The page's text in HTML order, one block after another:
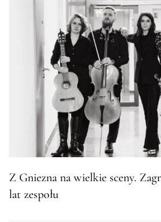
Z Gniezna na wielkie sceny.
lat zespołu